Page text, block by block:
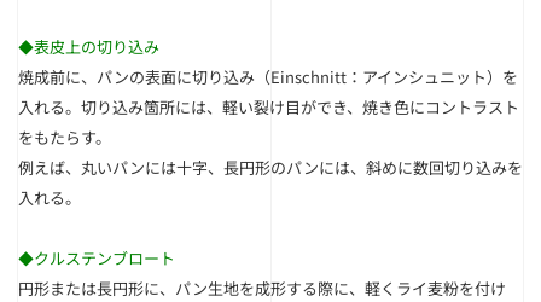
◆表皮上の切り込み
焼成前に、パンの表面に切り込み（Einschnitt：アインシュニット）を
入れる。切り込み箇所には、軽い裂け目ができ、焼き色にコントラスト
をもたらす。
例えば、丸いパンには十字、長円形のパンには、斜めに数回切り込みを
入れる。
◆クルステンブロート
円形または長円形に、パン生地を成形する際に、軽くライ麦粉を付け